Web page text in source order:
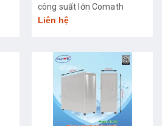
công suất lớn Comath
CM2681-50
Liên hệ